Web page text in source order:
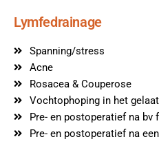
Lymfedrainage
Spanning/stress
Acne
Rosacea & Couperose
Vochtophoping in het gelaat
Pre- en postoperatief na bv
Pre- en postoperatief na